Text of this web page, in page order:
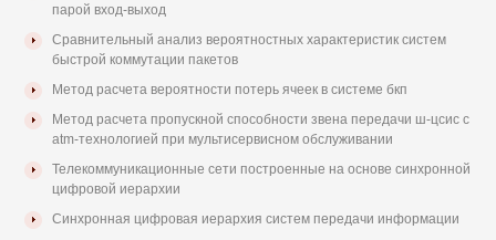
парой вход-выход
Сравнительный анализ вероятностных характеристик систем
быстрой коммутации пакетов
Метод расчета вероятности потерь ячеек в системе бкп
Метод расчета пропускной способности звена передачи ш-цсис с
atm-технологией при мультисервисном обслуживании
Телекоммуникационные сети построенные на основе синхронной
цифровой иерархии
Синхронная цифровая иерархия систем передачи информации